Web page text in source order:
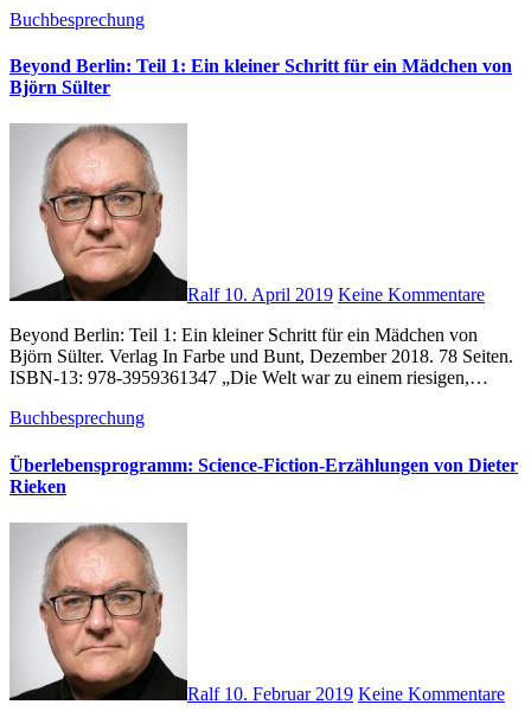
Buchbesprechung
Beyond Berlin: Teil 1: Ein kleiner Schritt für ein Mädchen von
Björn Sülter
Ralf 10. April 2019 Keine Kommentare
Beyond Berlin: Teil 1: Ein kleiner Schritt für ein Mädchen von
Björn Sülter. Verlag In Farbe und Bunt, Dezember 2018. 78 Seiten.
ISBN-13: 978-3959361347 „Die Welt war zu einem riesigen,…
Buchbesprechung
Überlebensprogramm: Science-Fiction-Erzählungen von Dieter
Rieken
Ralf 10. Februar 2019 Keine Kommentare